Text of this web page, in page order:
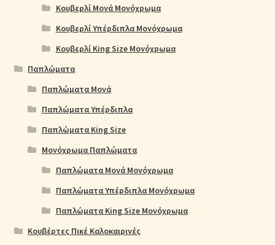
Κουβερλί Μονά Μονόχρωμα
Κουβερλί Υπέρδιπλα Μονόχρωμα
Κουβερλί King Size Μονόχρωμα
Παπλώματα
Παπλώματα Μονά
Παπλώματα Υπέρδιπλα
Παπλώματα King Size
Μονόχρωμα Παπλώματα
Παπλώματα Μονά Μονόχρωμα
Παπλώματα Υπέρδιπλα Μονόχρωμα
Παπλώματα King Size Μονόχρωμα
Κουβέρτες Πικέ Καλοκαιρινές